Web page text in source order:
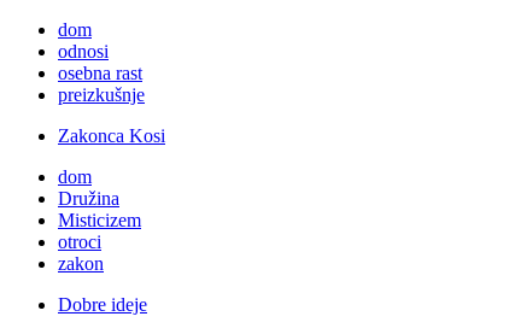
dom
odnosi
osebna rast
preizkušnje
Zakonca Kosi
dom
Družina
Misticizem
otroci
zakon
Dobre ideje